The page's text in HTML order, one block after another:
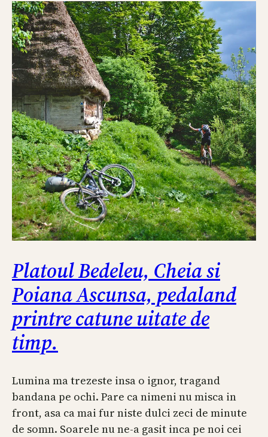
Platoul Bedeleu, Cheia si
Poiana Ascunsa, pedaland
printre catune uitate de
timp.
Lumina ma trezeste insa o ignor, tragand
bandana pe ochi. Pare ca nimeni nu misca in
front, asa ca mai fur niste dulci zeci de minute
de somn. Soarele nu ne-a gasit inca pe noi cei